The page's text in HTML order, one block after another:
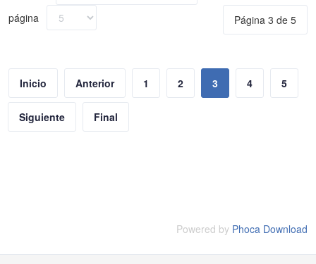
página
Página 3 de 5
Inicio Anterior 1 2 3 4 5
Siguiente Final
Powered by Phoca Download